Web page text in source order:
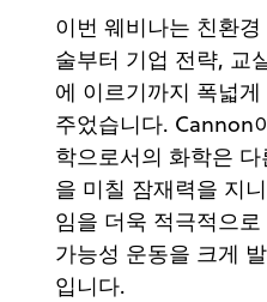
이번 웨비나는 친환
술부터 기업 전략, 교
에 이르기까지 폭넓
주었습니다. Cannon
학으로서의 화학은
을 미칠 잠재력을 지
임을 더욱 적극적으
가능성 운동을 크게
입니다.